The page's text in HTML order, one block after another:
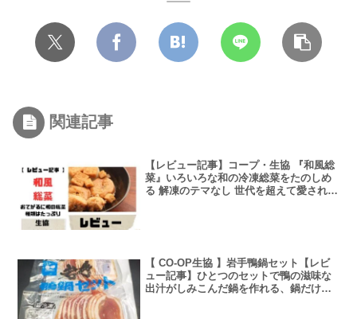
関連記事
【レビュー記事】コープ・生協 『和風総
菜』いろいろな和の冷凍総菜をたのしめ
る 解凍のテマなし 世代を超えて愛される
【 CO-OP生協 】岩手鴨鍋セット【レビ
ュー記事】ひとつのセットで鴨の滋味な
出汁がしみこんだ鍋を作れる、鍋だけで